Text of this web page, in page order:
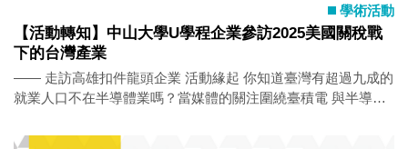
學術活動
【活動轉知】中山大學U學程企業參訪2025美國關稅戰
下的台灣產業
—— 走訪高雄扣件龍頭企業 活動緣起 你知道臺灣有超過九成的
就業人口不在半導體業嗎？當媒體的關注圍繞臺積電 與半導體
業是臺灣少數在全球產業鏈中佔據關鍵領導地位的傳産， 可説